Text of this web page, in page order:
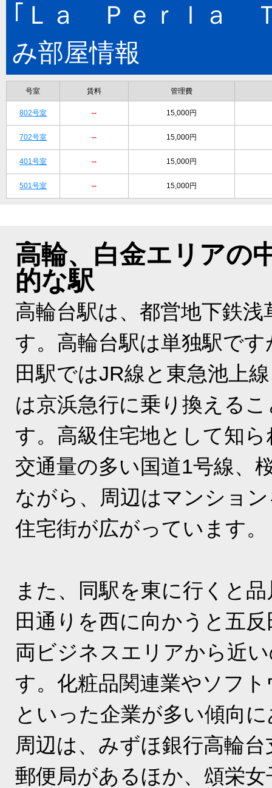
｢Ｌａ Ｐｅｒｌａ
み部屋情報
号室 賃料 管理費
802号室 -- 15,000円
702号室 -- 15,000円
401号室 -- 15,000円
501号室 -- 15,000円
高輪、白金エリアの
的な駅
高輪台駅は、都営地下鉄浅
す。高輪台駅は単独駅で
田駅ではJR線と東急池上
は京浜急行に乗り換える
す。高級住宅地として知
交通量の多い国道1号線、
ながら、周辺はマンショ
住宅街が広がっています。
また、同駅を東に行くと
田通りを西に向かうと五
両ビジネスエリアから近
す。化粧品関連業やソフ
といった企業が多い傾向
周辺は、みずほ銀行高輪
郵便局があるほか、頌栄